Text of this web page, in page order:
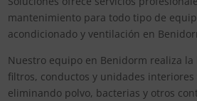
mantenimiento para todo tipo de
acondicionado y ventilación en
Nuestro equipo en Benidorm realiza
filtros, conductos y unidades interiores
eliminando polvo, bacterias y otros